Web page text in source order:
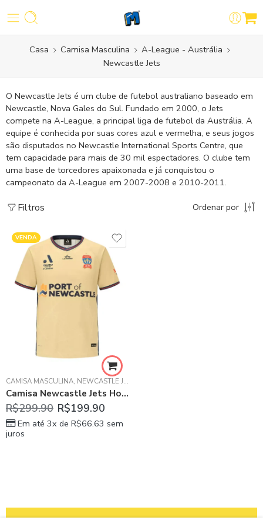
Casa Camisa Masculina
A-League - Austrália
Newcastle Jets
O Newcastle Jets é um clube de futebol australiano baseado em
Newcastle, Nova Gales do Sul. Fundado em 2000, o Jets
compete na A-League, a principal liga de futebol da Austrália. A
equipe é conhecida por suas cores azul e vermelha, e seus jogos
são disputados no Newcastle International Sports Centre, que
tem capacidade para mais de 30 mil espectadores. O clube tem
uma base de torcedores apaixonada e já conquistou o
campeonato da A-League em 2007-2008 e 2010-2011.
Filtros Ordenar por
VENDA
CAMISA MASCULINA, NEWCASTLE JETS
Camisa Newcastle Jets Home I Bege 2023/24 Masculina
R$299.90 R$199.90
Em até 3x de R$66.63 sem
juros